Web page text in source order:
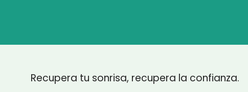
Recupera tu sonrisa, recupera la confianza.